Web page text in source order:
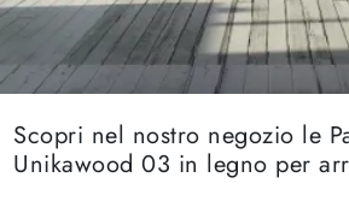
Scopri nel nostro negozio le
Unikawood 03 in legno per